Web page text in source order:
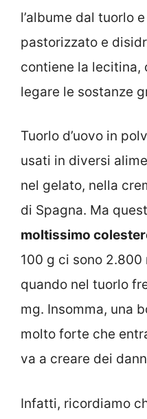
l’albume dal tuorlo
pastorizzato e
contiene la lecitina,
legare le sostanze
Tuorlo d’uovo in
usati in diversi
nel gelato, nella
di Spagna. Ma
moltissimo
100 g ci sono
quando nel tuorlo
mg. Insomma, una
molto forte che
va a creare dei
Infatti, ricordiamo